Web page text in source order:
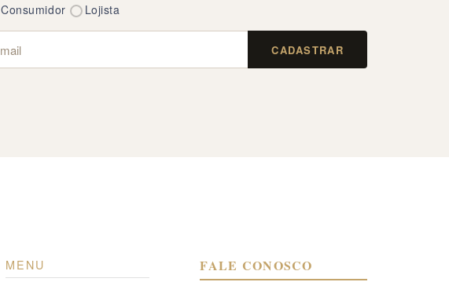
Consumidor Lojista
CADASTRAR
MENU FALE CONOSCO